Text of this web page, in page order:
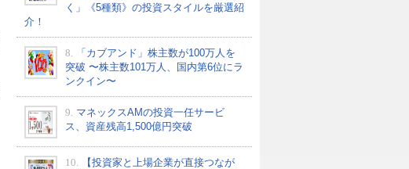
く」《5種類》の投資スタイルを厳選紹
介！
8.
「カブアンド」株主数が100万人を
突破 〜株主数101万人、国内第6位にラ
ンクイン〜
9. マネックスAMの投資一任サービ
ス、資産残高1,500億円突破
10.
【投資家と上場企業が直接つなが